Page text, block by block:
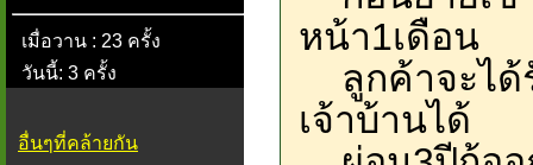
เมื่อวาน : 23 ครั้ง
วันนี้: 3 ครั้ง
อื่นๆที่คล้ายกัน
หน้า1เดือน
ลูกค้าจะได้
เจ้าบ้านได้